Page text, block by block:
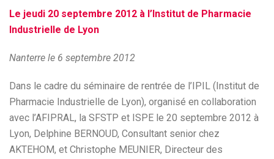
Le jeudi 20 septembre 2012 à l’Institut de Pharmacie
Industrielle de Lyon
Nanterre le 6 septembre 2012
Dans le cadre du séminaire de rentrée de l’IPIL (Institut de
Pharmacie Industrielle de Lyon), organisé en collaboration
avec l’AFIPRAL, la SFSTP et ISPE le 20 septembre 2012 à
Lyon, Delphine BERNOUD, Consultant senior chez
AKTEHOM, et Christophe MEUNIER, Directeur des